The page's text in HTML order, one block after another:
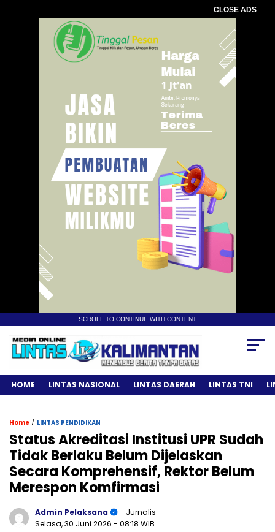
CLOSE ADS
SCROLL TO CONTINUE WITH CONTENT
HOME LINTAS NASIONAL LINTAS DAERAH LINTAS TNI
Home / LINTAS PENDIDIKAN
Status Akreditasi Institusi UPR Sudah
Tidak Berlaku Belum Dijelaskan
Secara Komprehensif, Rektor Belum
Merespon Komfirmasi
Admin Pelaksana
- Jurnalis
Selasa, 30 Juni 2026 - 08:18 WIB